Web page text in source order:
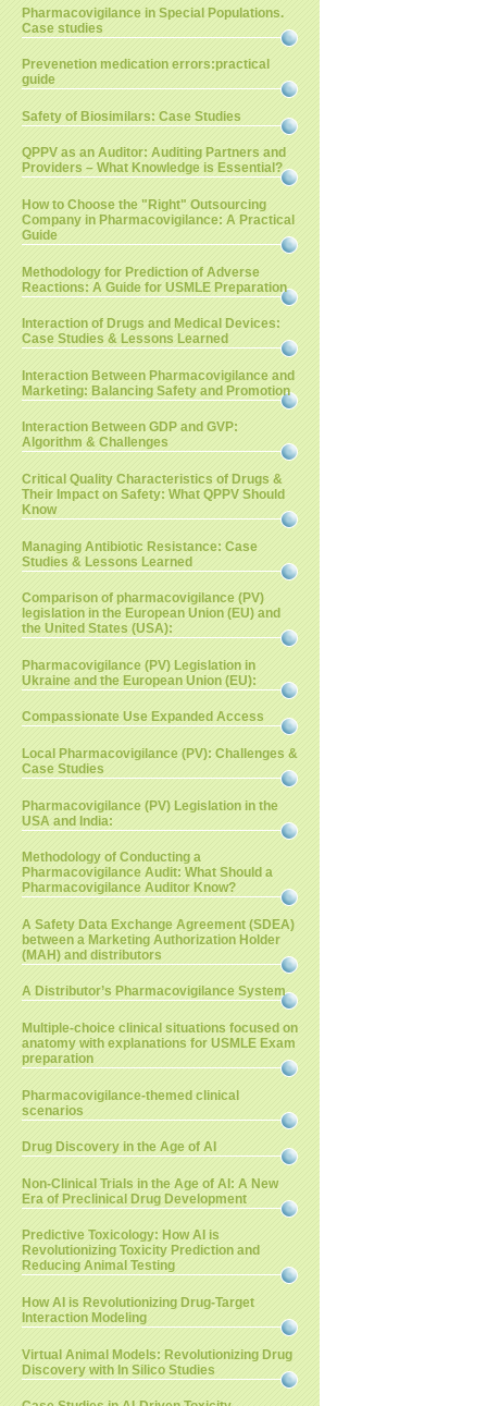
Pharmacovigilance in Special Populations.
Case studies
Prevenetion medication errors:practical
guide
Safety of Biosimilars: Case Studies
QPPV as an Auditor: Auditing Partners and
Providers – What Knowledge is Essential?
How to Choose the "Right" Outsourcing
Company in Pharmacovigilance: A Practical
Guide
Methodology for Prediction of Adverse
Reactions: A Guide for USMLE Preparation
Interaction of Drugs and Medical Devices:
Case Studies & Lessons Learned
Interaction Between Pharmacovigilance and
Marketing: Balancing Safety and Promotion
Interaction Between GDP and GVP:
Algorithm & Challenges
Critical Quality Characteristics of Drugs &
Their Impact on Safety: What QPPV Should
Know
Managing Antibiotic Resistance: Case
Studies & Lessons Learned
Comparison of pharmacovigilance (PV)
legislation in the European Union (EU) and
the United States (USA):
Pharmacovigilance (PV) Legislation in
Ukraine and the European Union (EU):
Compassionate Use Expanded Access
Local Pharmacovigilance (PV): Challenges &
Case Studies
Pharmacovigilance (PV) Legislation in the
USA and India:
Methodology of Conducting a
Pharmacovigilance Audit: What Should a
Pharmacovigilance Auditor Know?
A Safety Data Exchange Agreement (SDEA)
between a Marketing Authorization Holder
(MAH) and distributors
A Distributor’s Pharmacovigilance System
Multiple-choice clinical situations focused on
anatomy with explanations for USMLE Exam
preparation
Pharmacovigilance-themed clinical
scenarios
Drug Discovery in the Age of AI
Non-Clinical Trials in the Age of AI: A New
Era of Preclinical Drug Development
Predictive Toxicology: How AI is
Revolutionizing Toxicity Prediction and
Reducing Animal Testing
How AI is Revolutionizing Drug-Target
Interaction Modeling
Virtual Animal Models: Revolutionizing Drug
Discovery with In Silico Studies